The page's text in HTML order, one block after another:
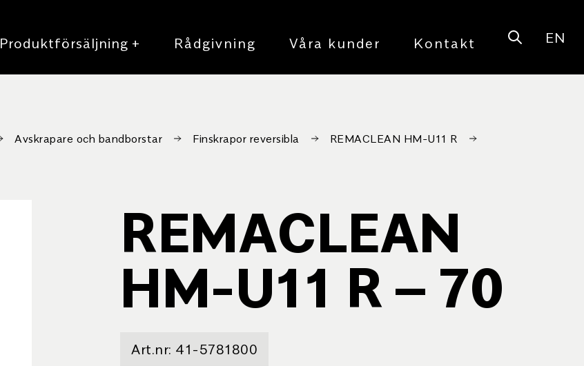
Produktförsäljning + Rådgivning Våra kunder Kontakt OpenEN
Avskrapare och bandborstar Finskrapor reversibla
REMACLEAN HM-U11 R
REMACLEAN
HM-U11 R – 70
Art.nr: 41-5781800